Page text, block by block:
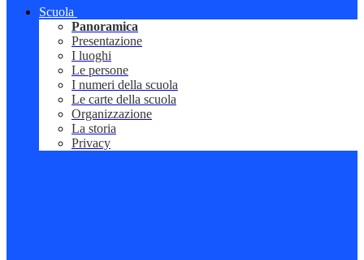
Scuola
Panoramica
Presentazione
I luoghi
Le persone
I numeri della scuola
Le carte della scuola
Organizzazione
La storia
Privacy